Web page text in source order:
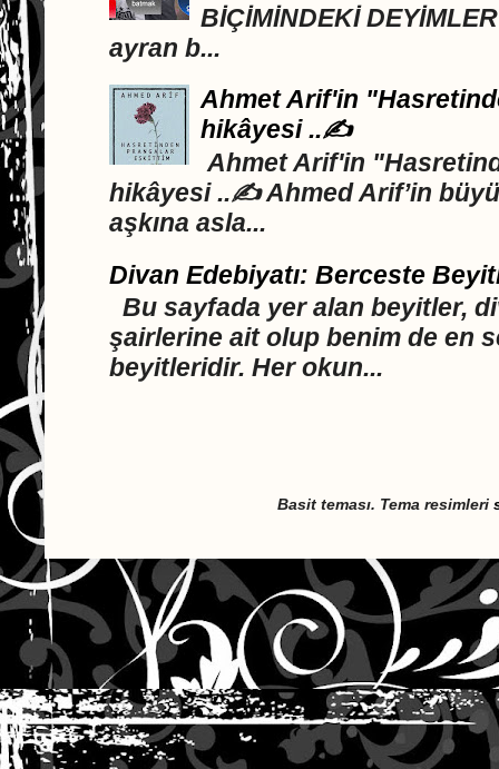
BİÇİMİNDEKİ
ayran b...
Ahmet Arif'in
hikâyesi ..✍️
Ahmet Arif'in
hikâyesi ..✍️ Ahmed Arif’in
aşkına asla...
Divan Edebiyatı: Berceste
Bu sayfada yer alan beyitler,
şairlerine ait olup benim de en
beyitleridir. Her okun...
Basit teması. Tema resimleri